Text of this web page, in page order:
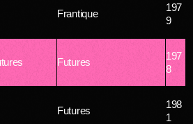
Frantique
197
9
Futures
197
8
Futures
198
1